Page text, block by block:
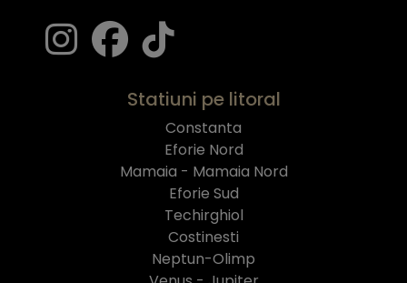
Statiuni pe litoral
Constanta
Eforie Nord
Mamaia - Mamaia Nord
Eforie Sud
Techirghiol
Costinesti
Neptun-Olimp